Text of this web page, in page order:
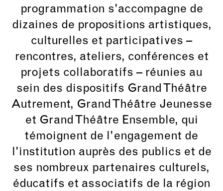
programmation s'accompagne de
dizaines de propositions artistiques,
culturelles et participatives –
rencontres, ateliers, conférences et
projets collaboratifs – réunies au
sein des dispositifs Grand Théâtre
Autrement, Grand Théâtre Jeunesse
et Grand Théâtre Ensemble, qui
témoignent de l'engagement de
l'institution auprès des publics et de
ses nombreux partenaires culturels,
éducatifs et associatifs de la région